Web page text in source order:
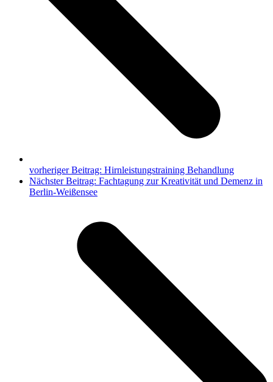
vorheriger Beitrag: Hirnleistungstraining Behandlung
Nächster Beitrag: Fachtagung zur Kreativität und Demenz in
Berlin-Weißensee